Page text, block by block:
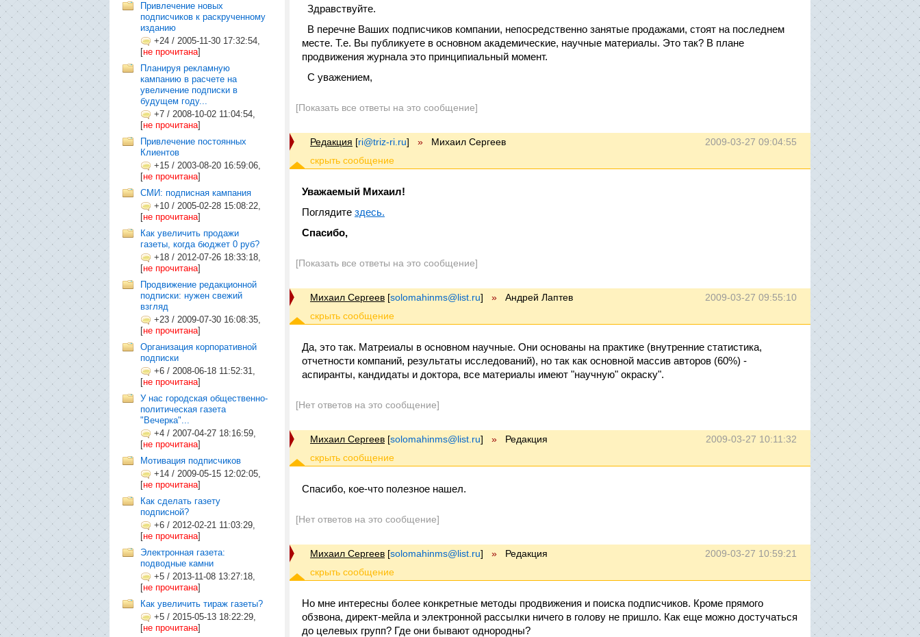
Привлечение новых
подписчиков к раскрученному
изданию
+24 / 2005-11-30 17:32:54,
[не прочитана]
Планируя рекламную
кампанию в расчете на
увеличение подписки в
будущем году...
+7 / 2008-10-02 11:04:54,
[не прочитана]
Привлечение постоянных
Клиентов
+15 / 2003-08-20 16:59:06,
[не прочитана]
СМИ: подписная кампания
+10 / 2005-02-28 15:08:22,
[не прочитана]
Как увеличить продажи
газеты, когда бюджет 0 руб?
+18 / 2012-07-26 18:33:18,
[не прочитана]
Продвижение редакционной
подписки: нужен свежий
взгляд
+23 / 2009-07-30 16:08:35,
[не прочитана]
Организация корпоративной
подписки
+6 / 2008-06-18 11:52:31,
[не прочитана]
У нас городская общественно-
политическая газета
"Вечерка"...
+4 / 2007-04-27 18:16:59,
[не прочитана]
Мотивация подписчиков
+14 / 2009-05-15 12:02:05,
[не прочитана]
Как сделать газету
подписной?
+6 / 2012-02-21 11:03:29,
[не прочитана]
Электронная газета:
подводные камни
+5 / 2013-11-08 13:27:18,
[не прочитана]
Как увеличить тираж газеты?
+5 / 2015-05-13 18:22:29,
[не прочитана]
Здравствуйте.
В перечне Ваших подписчиков компании, непосредственно занятые продажами, стоят на последнем
месте. Т.е. Вы публикуете в основном академические, научные материалы. Это так? В плане
продвижения журнала это принципиальный момент.
С уважением,
[Показать все ответы на это сообщение]
2009-03-27 09:04:55
Редакция [ri@triz-ri.ru] » Михаил Сергеев
Уважаемый Михаил!
Поглядите здесь.
Спасибо,
[Показать все ответы на это сообщение]
2009-03-27 09:55:10
Михаил Сергеев [solomahinms@list.ru] » Андрей Лаптев
Да, это так. Матреиалы в основном научные. Они основаны на практике (внутренние статистика,
отчетности компаний, результаты исследований), но так как основной массив авторов (60%) -
аспиранты, кандидаты и доктора, все материалы имеют "научную" окраску".
[Нет ответов на это сообщение]
2009-03-27 10:11:32
Михаил Сергеев [solomahinms@list.ru] » Редакция
Спасибо, кое-что полезное нашел.
[Нет ответов на это сообщение]
2009-03-27 10:59:21
Михаил Сергеев [solomahinms@list.ru] » Редакция
Но мне интересны более конкретные методы продвижения и поиска подписчиков. Кроме прямого
обзвона, директ-мейла и электронной рассылки ничего в голову не пришло. Как еще можно достучаться
до целевых групп? Где они бывают однородны?